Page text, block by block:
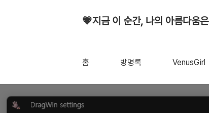
💗지금 이 순간, 나의 아름다움
홈 방명록 VenusGirl